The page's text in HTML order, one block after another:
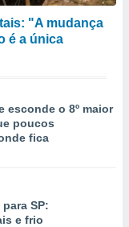
"A mudança
é a única
esconde o 8º maior
poucos
fica
SP:
e frio